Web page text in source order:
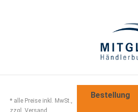
* alle Preise inkl. MwSt.,
zzgl. Versand.
Bestellung